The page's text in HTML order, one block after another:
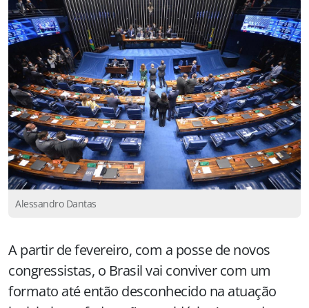
Alessandro Dantas
A partir de fevereiro, com a posse de novos
congressistas, o Brasil vai conviver com um
formato até então desconhecido na atuação